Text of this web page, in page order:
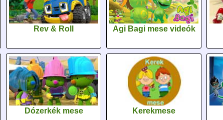
Rev & Roll Agi Bagi mese videók
Dózerkék mese Kerekmese